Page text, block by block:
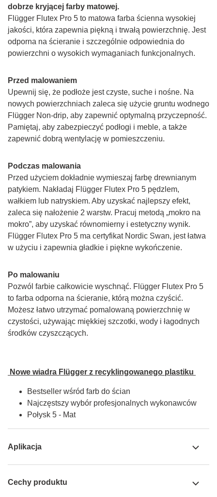
dobrze kryjącej farby matowej.
Flügger Flutex Pro 5 to matowa farba ścienna wysokiej
jakości, która zapewnia piękną i trwałą powierzchnię. Jest
odporna na ścieranie i szczególnie odpowiednia do
powierzchni o wysokich wymaganiach funkcjonalnych.
Przed malowaniem
Upewnij się, że podłoże jest czyste, suche i nośne. Na
nowych powierzchniach zaleca się użycie gruntu wodnego
Flügger Non-drip, aby zapewnić optymalną przyczepność.
Pamiętaj, aby zabezpieczyć podłogi i meble, a także
zapewnić dobrą wentylację w pomieszczeniu.
Podczas malowania
Przed użyciem dokładnie wymieszaj farbę drewnianym
patykiem. Nakładaj Flügger Flutex Pro 5 pędzlem,
wałkiem lub natryskiem. Aby uzyskać najlepszy efekt,
zaleca się nałożenie 2 warstw. Pracuj metodą „mokro na
mokro”, aby uzyskać równomierny i estetyczny wynik.
Flügger Flutex Pro 5 ma certyfikat Nordic Swan, jest łatwa
w użyciu i zapewnia gładkie i piękne wykończenie.
Po malowaniu
Pozwól farbie całkowicie wyschnąć. Flügger Flutex Pro 5
to farba odporna na ścieranie, którą można czyścić.
Możesz łatwo utrzymać pomalowaną powierzchnię w
czystości, używając miękkiej szczotki, wody i łagodnych
środków czyszczących.
Nowe wiadra Flügger z recyklingowanego plastiku
Bestseller wśród farb do ścian
Najczęstszy wybór profesjonalnych wykonawców
Połysk 5 - Mat
Aplikacja
Cechy produktu